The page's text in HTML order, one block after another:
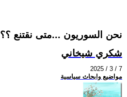
نحن السوريون ...متى نقتنع ؟؟
شكري شيخاني
2025 / 3 / 7
مواضيع وابحاث سياسية